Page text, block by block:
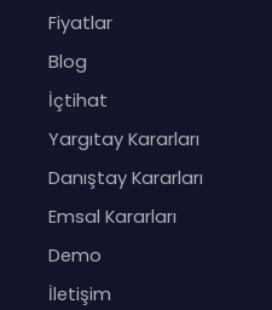
Fiyatlar
Blog
İçtihat
Yargıtay Kararları
Danıştay Kararları
Emsal Kararları
Demo
İletişim